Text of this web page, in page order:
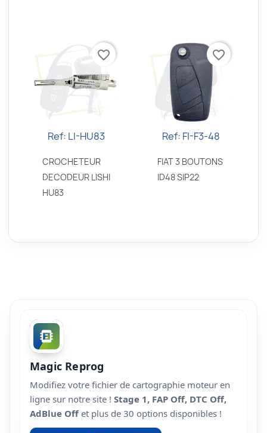
Aperçu rapide
Ref: LI-HU83
CROCHETEUR
DECODEUR LISHI
HU83
favorite_border
Aperçu rapide
Ref: FI-F3-48
FIAT 3 BOUTONS
ID48 SIP22
favorite_border
Magic Reprog
Modifiez votre fichier de cartographie moteur en
ligne sur notre site ! Stage 1, FAP Off, DTC Off,
AdBlue Off et plus de 30 options disponibles !